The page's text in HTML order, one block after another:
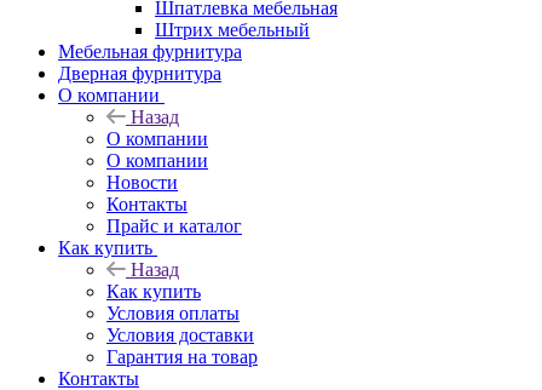
Шпатлевка мебельная
Штрих мебельный
Мебельная фурнитура
Дверная фурнитура
О компании
Назад
О компании
О компании
Новости
Контакты
Прайс и каталог
Как купить
Назад
Как купить
Условия оплаты
Условия доставки
Гарантия на товар
Контакты